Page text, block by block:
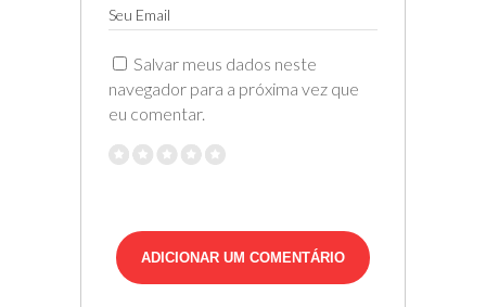
Seu Email
Salvar meus dados neste
navegador para a próxima vez que
eu comentar.